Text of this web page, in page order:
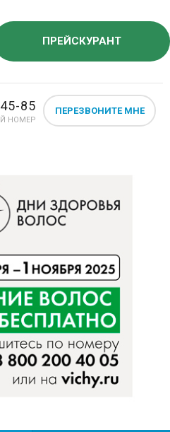
ПРЕЙСКУРАНТ
85
НОМЕР
ПЕРЕЗВОНИТЕ МНЕ